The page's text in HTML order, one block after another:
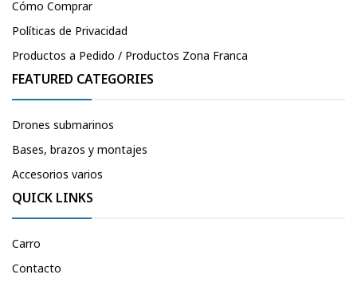
Cómo Comprar
Políticas de Privacidad
Productos a Pedido / Productos Zona Franca
FEATURED CATEGORIES
Drones submarinos
Bases, brazos y montajes
Accesorios varios
QUICK LINKS
Carro
Contacto